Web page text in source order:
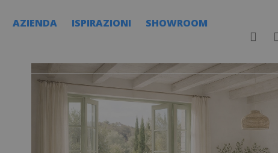
AZIENDA ISPIRAZIONI SHOWROOM